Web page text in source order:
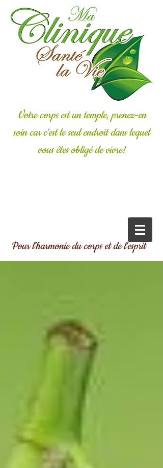
Votre corps est un temple, prenez-en
soin car c'est le seul endroit dans lequel
vous êtes obligé de vivre!
Pour l'harmonie du corps et de l'esprit